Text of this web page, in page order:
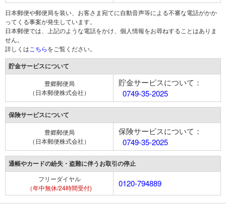
日本郵便や郵便局を装い、お客さま宛てに自動音声等による不審な電話がかか
ってくる事案が発生しています。
日本郵便では、上記のような電話をかけ、個人情報をお尋ねすることはありま
せん。
詳しくは こちらをご覧ください。
貯金サービスについて
豊郷郵便局
（日本郵便株式会社）
貯金サービスについて：
0749-35-2025
保険サービスについて
豊郷郵便局
（日本郵便株式会社）
保険サービスについて：
0749-35-2025
通帳やカードの紛失・盗難に伴うお取引の停止
フリーダイヤル
（年中無休/24時間受付)
0120-794889